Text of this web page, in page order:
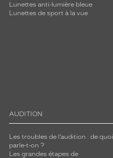
Lunettes anti-lumière bleue
Lunettes de sport à la vue
AUDITION
Les troubles de l’audition : de quoi
parle-t-on ?
Les grandes étapes de